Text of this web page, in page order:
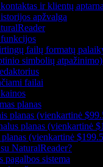
ir klientų
apžvalga
failų formatų
simbolių
failai
planas
planas (vienkartinė
planas (vienkartinė
(vienkartinė
NaturalReader?
pagalbos sistema